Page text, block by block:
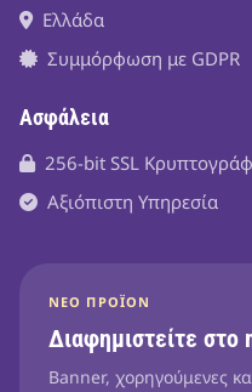
Ελλάδα
Συμμόρφωση με GDPR
Ασφάλεια
256-bit SSL
Αξιόπιστη Υπηρεσία
ΝΈΟ ΠΡΟΪΌΝ
Διαφημιστείτε στο
Banner, χορηγούμενες